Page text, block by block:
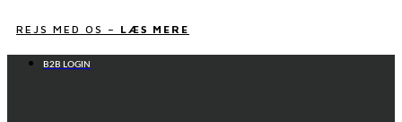
tilREJS MED OS – LÆS MERE
B2B LOGIN